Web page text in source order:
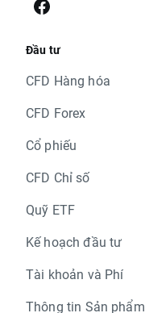
Đầu tư
CFD Hàng hóa
CFD Forex
Cổ phiếu
CFD Chỉ số
Quỹ ETF
Kế hoạch đầu tư
Tài khoản và Phí
Thông tin Sản phẩm